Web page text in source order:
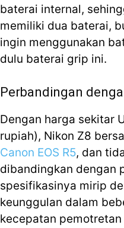
baterai internal,
memiliki dua baterai,
ingin menggunakan
dulu baterai grip ini.
Perbandingan
Dengan harga sekitar
rupiah), Nikon Z8
Canon EOS R5, dan
dibandingkan dengan
spesifikasinya mirip
keunggulan dalam
kecepatan